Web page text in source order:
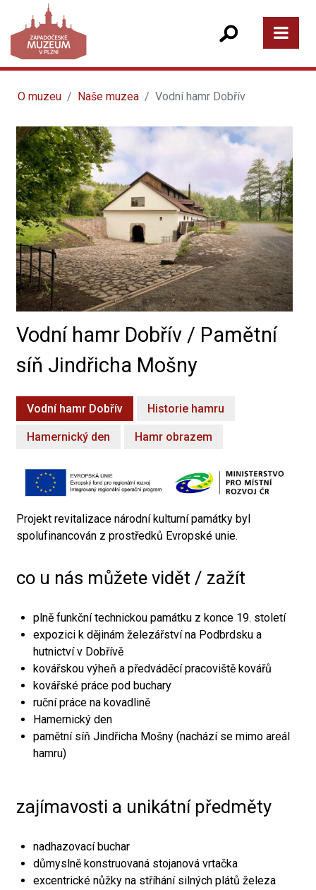
O muzeu Naše muzea Vodní hamr Dobřív
Vodní hamr Dobřív / Pamětní
síň Jindřicha Mošny
Vodní hamr Dobřív Historie hamru
Hamernický den Hamr obrazem
Projekt revitalizace národní kulturní památky byl
spolufinancován z prostředků Evropské unie.
co u nás můžete vidět / zažít
plně funkční technickou památku z konce 19. století
expozici k dějinám železářství na Podbrdsku a
hutnictví v Dobřívě
kovářskou výheň a předváděcí pracoviště kovářů
kovářské práce pod buchary
ruční práce na kovadlině
Hamernický den
pamětní síň Jindřicha Mošny (nachází se mimo areál
hamru)
zajímavosti a unikátní předměty
nadhazovací buchar
důmyslně konstruovaná stojanová vrtačka
excentrické nůžky na stříhání silných plátů železa